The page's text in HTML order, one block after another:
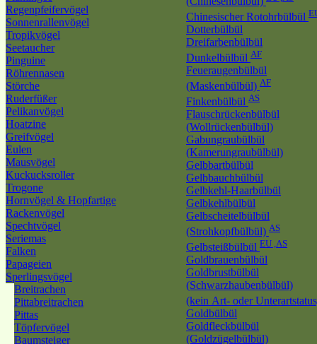
Regenpfeifervögel
Sonnenrallenvögel
Tropikvögel
Seetaucher
Pinguine
Röhrennasen
Störche
Ruderfüßer
Pelikanvögel
Hoatzine
Greifvögel
Eulen
Mausvögel
Kuckucksroller
Trogone
Hornvögel & Hopfartige
Rackenvögel
Spechtvögel
Seriemas
Falken
Papageien
Sperlingsvögel
Breitrachen
Pittabreitrachen
Pittas
Töpfervögel
Baumsteiger
Chinesischer Rotohrbülbül
Dotterbülbül
Dreifarbenbülbül
Dunkelbülbül AF
Feueraugenbülbül
(Maskenbülbül) AF
Finkenbülbül AS
Flauschrückenbülbül
(Wollrückenbülbül)
Gabungraubülbül
(Kamerungraubülbül)
Gelbbartbülbül
Gelbbauchbülbül
Gelbkehl-Haarbülbül
Gelbkehlbülbül
Gelbscheitelbülbül
(Strohkopfbülbül) AS
Gelbsteißbülbül EU ,AS
Goldbrauenbülbül
Goldbrustbülbül
(Schwarzhaubenbülbül)
(kein Art- oder
Goldbülbül
Goldfleckbülbül
(Goldzügelbülbül)